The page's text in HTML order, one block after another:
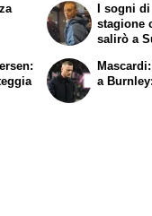
I sogni
stagione
salirò a
a